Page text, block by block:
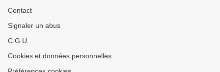
Contact
Signaler un abus
C.G.U.
Cookies et données personnelles